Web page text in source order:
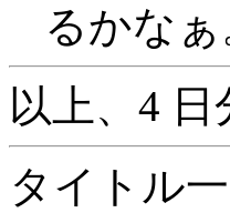
るかなぁ
以上、4 日
タイトル